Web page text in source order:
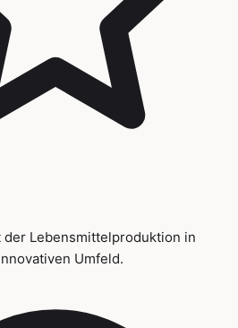
der Lebensmittelproduktion in
Umfeld.